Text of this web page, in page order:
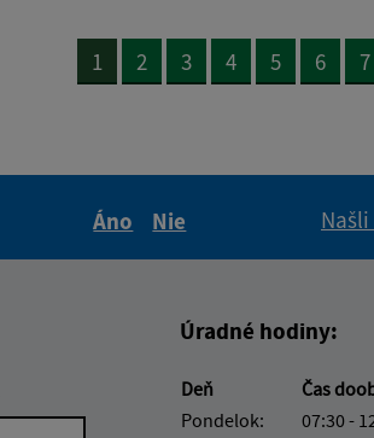
1 2 3 4 5 6 7
Áno
Nie
Úradné hodiny:
Deň
Čas
Pondelok:
07:30 -